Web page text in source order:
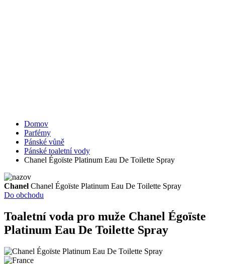
Domov
Parfémy
Pánské vůně
Pánské toaletní vody
Chanel Égoïste Platinum Eau De Toilette Spray
Chanel Chanel Égoïste Platinum Eau De Toilette Spray
Do obchodu
Toaletní voda pro muže Chanel Égoïste
Platinum Eau De Toilette Spray